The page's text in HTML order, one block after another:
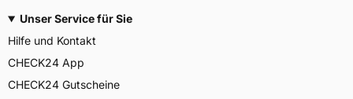
Unser Service für Sie
Hilfe und Kontakt
CHECK24 App
CHECK24 Gutscheine